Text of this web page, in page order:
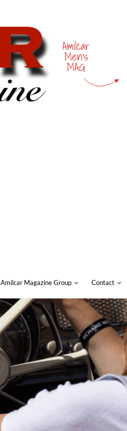
Amilcar
Men's
MAG
Amilcar Magazine Group Contact